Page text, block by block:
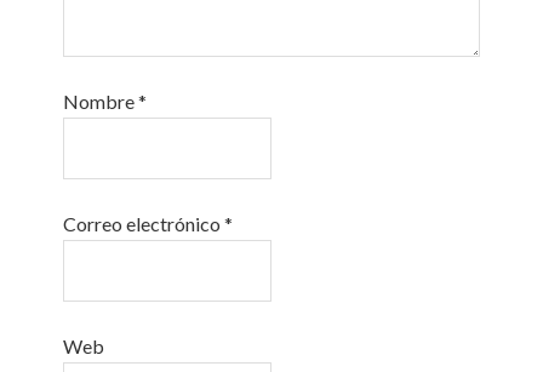
Nombre*
Correo electrónico*
Web